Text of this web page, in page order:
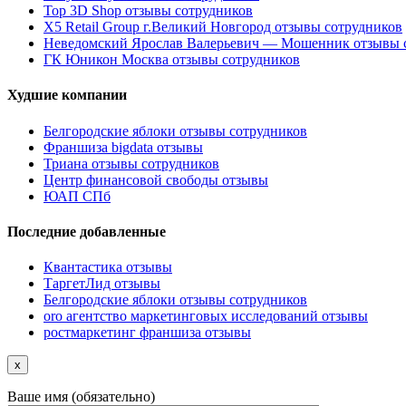
Top 3D Shop отзывы сотрудников
X5 Retail Group г.Великий Новгород отзывы сотрудников
Неведомский Ярослав Валерьевич — Мошенник отзывы
ГК Юникон Москва отзывы сотрудников
Худшие компании
Белгородские яблоки отзывы сотрудников
Франшиза bigdata отзывы
Триана отзывы сотрудников
Центр финансовой свободы отзывы
ЮАП СПб
Последние добавленные
Квантастика отзывы
ТаргетЛид отзывы
Белгородские яблоки отзывы сотрудников
oro агентство маркетинговых исследований отзывы
ростмаркетинг франшиза отзывы
x
Ваше имя (обязательно)